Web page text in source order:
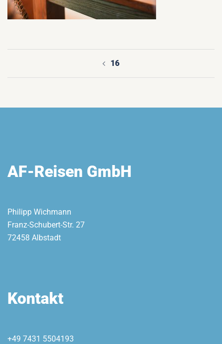
Beitragsnavigation
16
AF-Reisen GmbH
Philipp Wichmann
Franz-Schubert-Str. 27
72458 Albstadt
Kontakt
+49 7431 5504193